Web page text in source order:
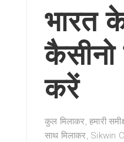
भारत
करें
कुल मिलाकर, हमारी
साथ मिलाकर, Sikwin